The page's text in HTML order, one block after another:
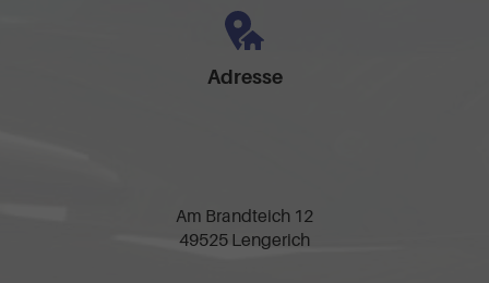
Adresse
Am Brandteich 12
49525 Lengerich